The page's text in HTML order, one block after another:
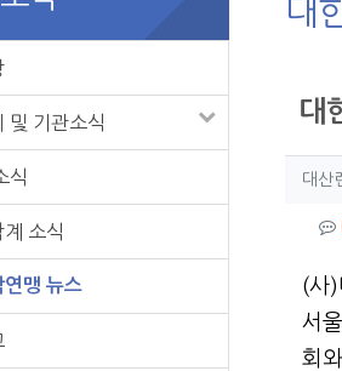
대
대
작
대산
본문
(사)
서
회
및 기관소식
식
소식
연맹 뉴스